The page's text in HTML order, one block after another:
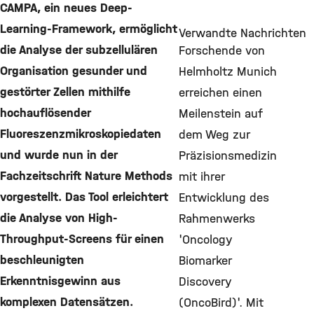
CAMPA, ein neues Deep-
Learning-Framework, ermöglicht
die Analyse der subzellulären
Organisation gesunder und
gestörter Zellen mithilfe
hochauflösender
Fluoreszenzmikroskopiedaten
und wurde nun in der
Fachzeitschrift Nature Methods
vorgestellt. Das Tool erleichtert
die Analyse von High-
Throughput-Screens für einen
beschleunigten
Erkenntnisgewinn aus
komplexen Datensätzen.
Verwandte Nachrichten
Forschende von
Helmholtz Munich
erreichen einen
Meilenstein auf
dem Weg zur
Präzisionsmedizin
mit ihrer
Entwicklung des
Rahmenwerks
'Oncology
Biomarker
Discovery
(OncoBird)'. Mit